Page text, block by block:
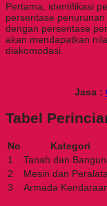
Pertama, identifikasi
persentase
dengan persentase
akan mendapatkan
diakomodasi.
Jasa :
Tabel
No Kategori
1
Tanah dan
2
Mesin dan
3
Armada